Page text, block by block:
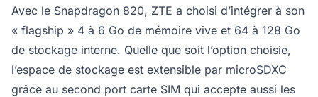
Avec le Snapdragon 820, ZTE a choisi d’intégrer à son
« flagship » 4 à 6 Go de mémoire vive et 64 à 128 Go
de stockage interne. Quelle que soit l’option choisie,
l’espace de stockage est extensible par microSDXC
grâce au second port carte SIM qui accepte aussi les